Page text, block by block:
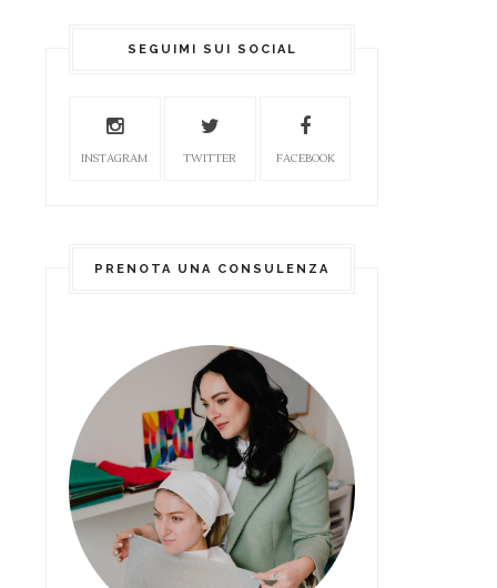
SEGUIMI SUI SOCIAL
INSTAGRAM TWITTER FACEBOOK
PRENOTA UNA CONSULENZA